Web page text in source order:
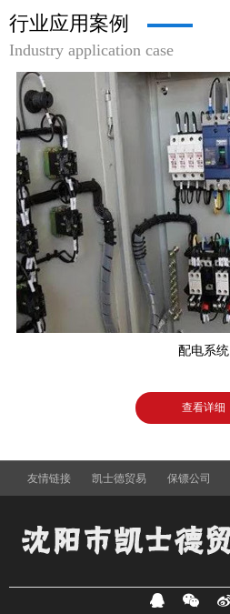
行业应用案例
Industry application case
配电系统
查看详细
友情链接 凯士德贸易 保镖公司